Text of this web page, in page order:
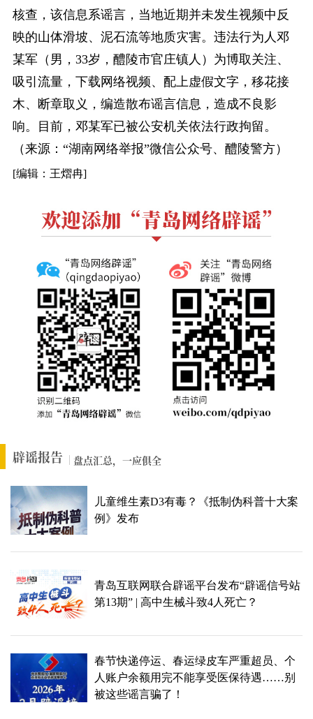
核查，该信息系谣言，当地近期并未发生视频中反
映的山体滑坡、泥石流等地质灾害。违法行为人邓
某军（男，33岁，醴陵市官庄镇人）为博取关注、
吸引流量，下载网络视频、配上虚假文字，移花接
木、断章取义，编造散布谣言信息，造成不良影
响。目前，邓某军已被公安机关依法行政拘留。
（来源：“湖南网络举报”微信公众号、醴陵警方）
[编辑：王熠冉]
辟谣报告 盘点汇总，一应俱全
儿童维生素D3有毒？《抵制伪科普十大案
例》发布
青岛互联网联合辟谣平台发布“辟谣信号站
第13期” | 高中生械斗致4人死亡？
春节快递停运、春运绿皮车严重超员、个
人账户余额用完不能享受医保待遇……别
被这些谣言骗了！